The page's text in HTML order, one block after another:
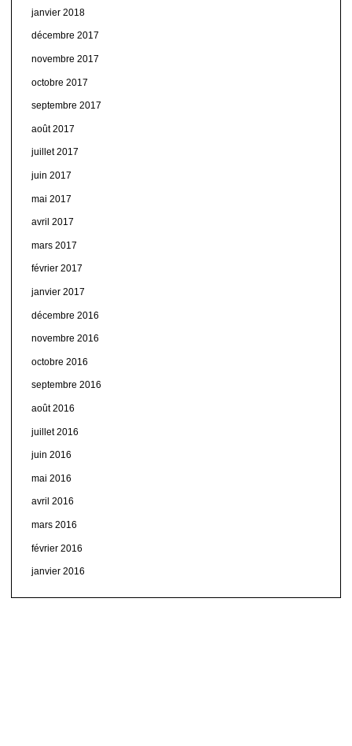
janvier 2018
décembre 2017
novembre 2017
octobre 2017
septembre 2017
août 2017
juillet 2017
juin 2017
mai 2017
avril 2017
mars 2017
février 2017
janvier 2017
décembre 2016
novembre 2016
octobre 2016
septembre 2016
août 2016
juillet 2016
juin 2016
mai 2016
avril 2016
mars 2016
février 2016
janvier 2016